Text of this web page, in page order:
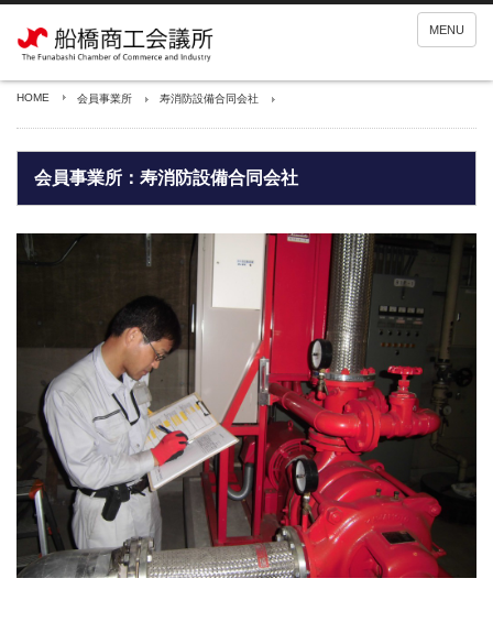
MENU
HOME 会員事業所 寿消防設備合同会社
会員事業所：寿消防設備合同会社